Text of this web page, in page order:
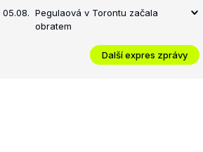
05.08. Pegulaová v Torontu začala
obratem
Další expres zprávy